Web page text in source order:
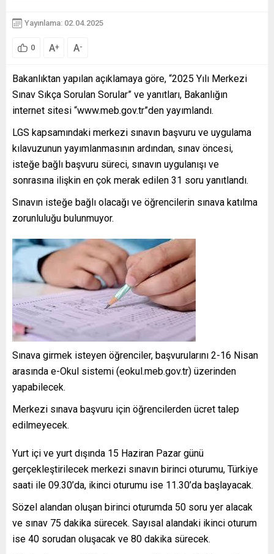
Yayınlama: 02.04.2025
0 A+ A-
Bakanlıktan yapılan açıklamaya göre, “2025 Yılı Merkezi
Sınav Sıkça Sorulan Sorular” ve yanıtları, Bakanlığın
internet sitesi “www.meb.gov.tr”den yayımlandı.
LGS kapsamındaki merkezi sınavın başvuru ve uygulama
kılavuzunun yayımlanmasının ardından, sınav öncesi,
isteğe bağlı başvuru süreci, sınavın uygulanışı ve
sonrasına ilişkin en çok merak edilen 31 soru yanıtlandı.
Sınavın isteğe bağlı olacağı ve öğrencilerin sınava katılma
zorunluluğu bulunmuyor.
Sınava girmek isteyen öğrenciler, başvurularını 2-16 Nisan
arasında e-Okul sistemi (eokul.meb.gov.tr) üzerinden
yapabilecek.
Merkezi sınava başvuru için öğrencilerden ücret talep
edilmeyecek.
Yurt içi ve yurt dışında 15 Haziran Pazar günü
gerçekleştirilecek merkezi sınavın birinci oturumu, Türkiye
saati ile 09.30’da, ikinci oturumu ise 11.30’da başlayacak.
Sözel alandan oluşan birinci oturumda 50 soru yer alacak
ve sınav 75 dakika sürecek. Sayısal alandaki ikinci oturum
ise 40 sorudan oluşacak ve 80 dakika sürecek.